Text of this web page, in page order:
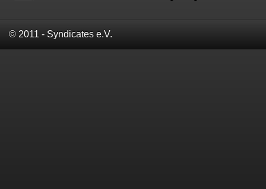
© 2011 - Syndicates e.V.